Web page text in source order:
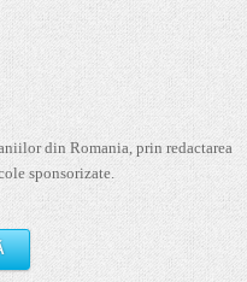
din Romania, prin redactarea
sponsorizate.